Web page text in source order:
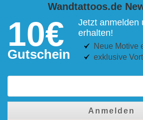
Wandtattoos.de
10€
Gutschein
Jetzt anmelden
erhalten!
Neue Motive
exklusive
Anmelden